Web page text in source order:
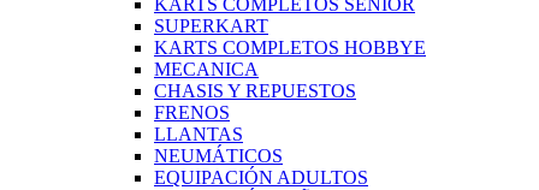
KARTS COMPLETOS SENIOR
SUPERKART
KARTS COMPLETOS HOBBYE
MECANICA
CHASIS Y REPUESTOS
FRENOS
LLANTAS
NEUMÁTICOS
EQUIPACIÓN ADULTOS